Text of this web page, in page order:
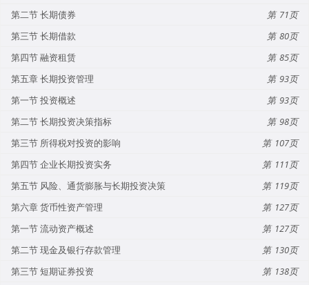
第二节 长期债券
71
第三节 长期借款
80
第四节 融资租赁
85
第五章 长期投资管理
93
第一节 投资概述
93
第二节 长期投资决策指标
98
第三节 所得税对投资的影响
107
第四节 企业长期投资实务
111
第五节 风险、通货膨胀与长期投资决策
119
第六章 货币性资产管理
127
第一节 流动资产概述
127
第二节 现金及银行存款管理
130
第三节 短期证券投资
138